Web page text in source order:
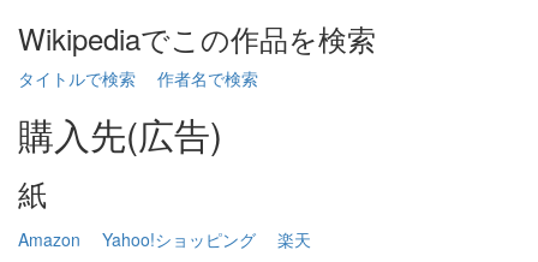
Wikipediaでこの作品を検索
タイトルで検索 作者名で検索
購入先(広告)
紙
Amazon Yahoo!ショッピング
楽天